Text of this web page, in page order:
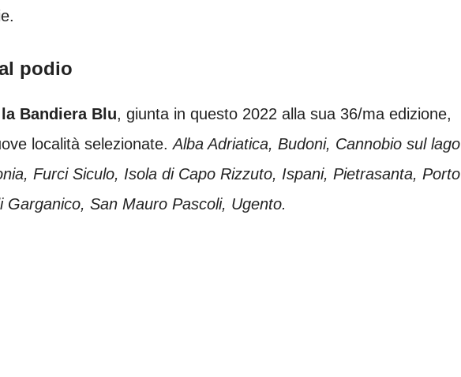
podio
Bandiera Blu, giunta in questo 2022 alla sua 36/ma edizione,
località selezionate.Alba Adriatica, Budoni, Cannobio sul lago
Furci Siculo, Isola di Capo Rizzuto, Ispani, Pietrasanta, Porto
Garganico, San Mauro Pascoli, Ugento.